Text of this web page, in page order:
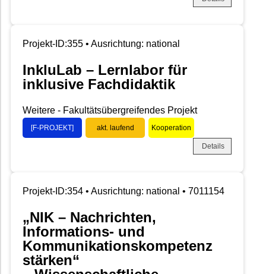
Projekt-ID:355 • Ausrichtung: national
InkluLab – Lernlabor für
inklusive Fachdidaktik
Weitere - Fakultätsübergreifendes Projekt
[F-PROJEKT] akt. laufend Kooperation
Details
Projekt-ID:354 • Ausrichtung: national • 7011154
„NIK – Nachrichten,
Informations- und
Kommunikationskompetenz
stärken“